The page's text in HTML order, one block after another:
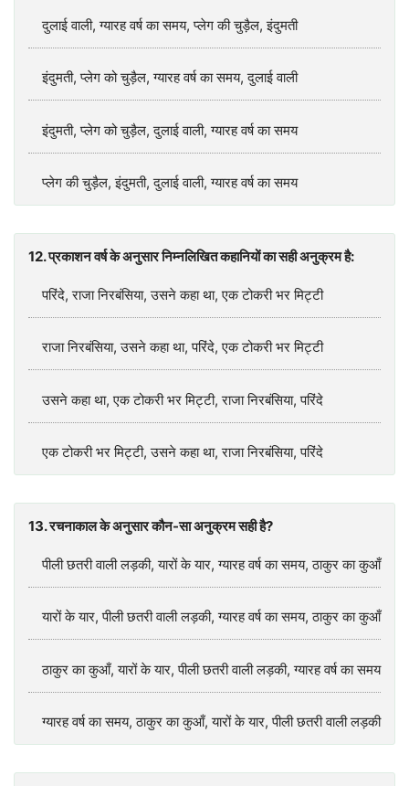
दुलाई वाली, ग्यारह वर्ष का समय, प्लेग की चुड़ैल, इंदुमती
इंदुमती, प्लेग को चुड़ैल, ग्यारह वर्ष का समय, दुलाई वाली
इंदुमती, प्लेग को चुड़ैल, दुलाई वाली, ग्यारह वर्ष का समय
प्लेग की चुड़ैल, इंदुमती, दुलाई वाली, ग्यारह वर्ष का समय
12. प्रकाशन वर्ष के अनुसार निम्नलिखित कहानियों का सही अनुक्रम है:
परिंदे, राजा निरबंसिया, उसने कहा था, एक टोकरी भर मिट्टी
राजा निरबंसिया, उसने कहा था, परिंदे, एक टोकरी भर मिट्टी
उसने कहा था, एक टोकरी भर मिट्टी, राजा निरबंसिया, परिंदे
एक टोकरी भर मिट्टी, उसने कहा था, राजा निरबंसिया, परिंदे
13. रचनाकाल के अनुसार कौन-सा अनुक्रम सही है?
पीली छतरी वाली लड़की, यारों के यार, ग्यारह वर्ष का समय, ठाकुर का कुआँ
यारों के यार, पीली छतरी वाली लड़की, ग्यारह वर्ष का समय, ठाकुर का कुआँ
ठाकुर का कुआँ, यारों के यार, पीली छतरी वाली लड़की, ग्यारह वर्ष का समय
ग्यारह वर्ष का समय, ठाकुर का कुआँ, यारों के यार, पीली छतरी वाली लड़की